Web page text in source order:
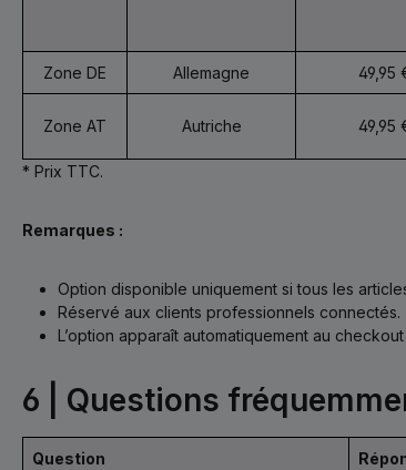
Zone DE Allemagne 49,95
Zone AT Autriche 49,95
* Prix TTC.
Remarques :
Option disponible uniquement si tous les
Réservé aux clients professionnels connectés.
L’option apparaît automatiquement au
6 | Questions
Question